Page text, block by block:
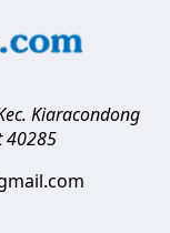
Kiaracondong
40285